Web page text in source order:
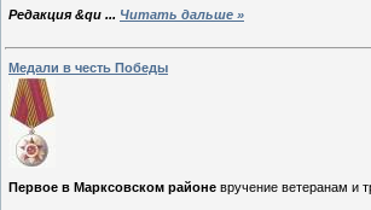
Редакция &qu ... Читать дальше »
Медали в честь Победы
Первое в Марксовском районе вручение ветеранам и